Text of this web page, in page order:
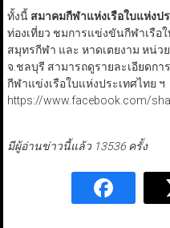
ทั้งนี้ สมาคมกีฬาแห่งเรือใบแห่งป
ท่องเที่ยว ชมการแข่งขันกีฬาเรือ
สมุทรกีฬา และ หาดเตยงาม หน่ว
จ.ชลบุรี สามารถดูรายละเอียดก
กีฬาแข่งเรือใบแห่งประเทศไทย ฯ
https://www.facebook.com/
มีผู้อ่านข่าวนี้แล้ว 13536 ครั้ง